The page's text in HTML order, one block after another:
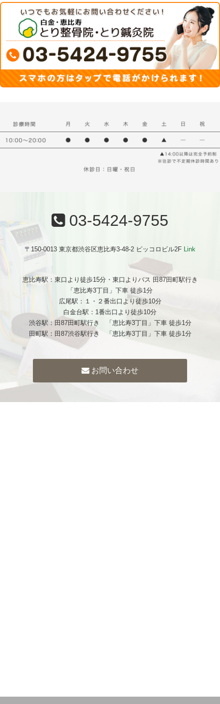
03-5424-9755
〒150-0013 東京都渋谷区恵比寿3-48-2 ピッコロビル2F Link
恵比寿駅：東口より徒歩15分・東口よりバス 田87田町駅行き
「恵比寿3丁目」下車 徒歩1分
広尾駅：１・２番出口より徒歩10分
白金台駅：1番出口より徒歩10分
渋谷駅：田87田町駅行き 「恵比寿3丁目」下車 徒歩1分
田町駅：田87渋谷駅行き 「恵比寿3丁目」下車 徒歩1分
お問い合わせ